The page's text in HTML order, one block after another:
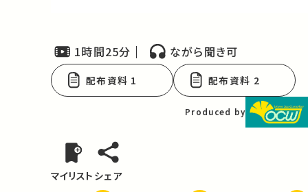
1時間25分 ながら聞き可
配布資料 1 配布資料 2
Produced by
マイリスト シェア